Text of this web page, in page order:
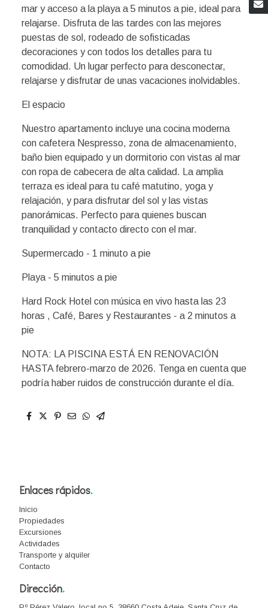
mar y acceso a la playa a 5 minutos a pie, ideal para
relajarse. Disfruta de las tardes con las mejores
puestas de sol, rodeado de sofisticadas
decoraciones y con todos los detalles para tu
comodidad. Un lugar perfecto para desconectar,
relajarse y disfrutar de unas vacaciones inolvidables.
El espacio
Nuestro apartamento incluye una cocina moderna
con cafetera Nespresso, zona de almacenamiento,
baño bien equipado y un dormitorio con vistas al mar
con ropa de cabecera de alta calidad. La amplia
terraza es ideal para tu café matutino, yoga y
relajación, y para disfrutar del sol y las vistas
panorámicas. Perfecto para quienes buscan
tranquilidad y contacto directo con el mar.
Supermercado - 1 minuto a pie
Playa - 5 minutos a pie
Hard Rock Hotel con música en vivo hasta las 23
horas , Café, Bares y Restaurantes - a 2 minutos a
pie
NOTA: LA PISCINA ESTÁ EN RENOVACIÓN
HASTA febrero-marzo de 2026. Tenga en cuenta que
podría haber ruidos de construcción durante el día.
Enlaces rápidos.
Inicio
Propiedades
Excursiones
Actividades
Transporte y alquiler
Contacto
Dirección.